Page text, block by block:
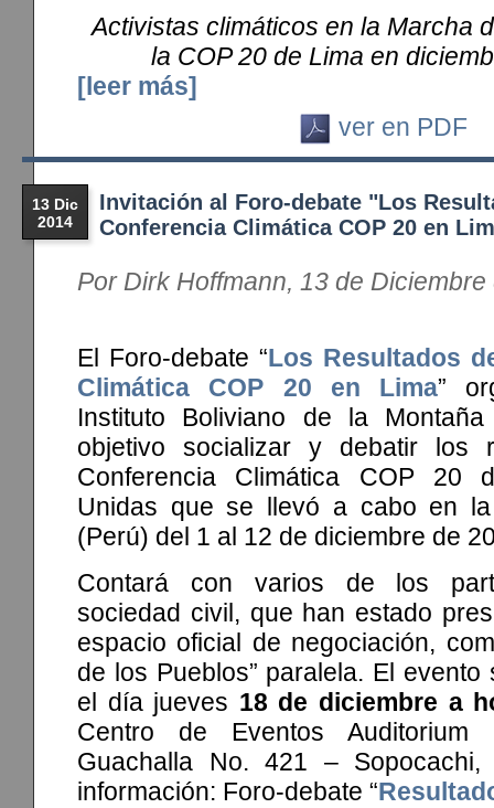
Activistas climáticos en la Marcha
la COP 20 de Lima en
[leer más]
ver en PDF
13 Dic
2014
Invitación al Foro-debate "Los
Conferencia Climática COP 20 en
Por Dirk Hoffmann, 13 de Diciembre
El Foro-debate “Los Resultados
Climática COP 20 en Lima”
Instituto Boliviano de la
objetivo socializar y debatir los
Conferencia Climática COP 20
Unidas que se llevó a cabo en
(Perú) del 1 al 12 de diciembre de
Contará con varios de los
sociedad civil, que han estado
espacio oficial de negociación,
de los Pueblos” paralela. El
el día jueves 18 de diciembre a
Centro de Eventos Auditorium
Guachalla No. 421 –
información: Foro-debate “